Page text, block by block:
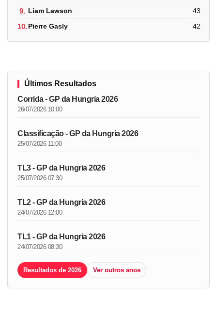
9. Liam Lawson 43
10.Pierre Gasly 42
Últimos Resultados
Corrida - GP da Hungria 2026
26/07/2026 10:00
Classificação - GP da Hungria 2026
25/07/2026 11:00
TL3 - GP da Hungria 2026
25/07/2026 07:30
TL2 - GP da Hungria 2026
24/07/2026 12:00
TL1 - GP da Hungria 2026
24/07/2026 08:30
Resultados de 2026 Ver outros anos